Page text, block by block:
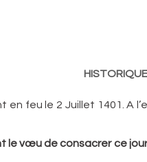
HISTORIQUE
en feu le 2 Juillet 1401. A
le vœu de consacrer ce